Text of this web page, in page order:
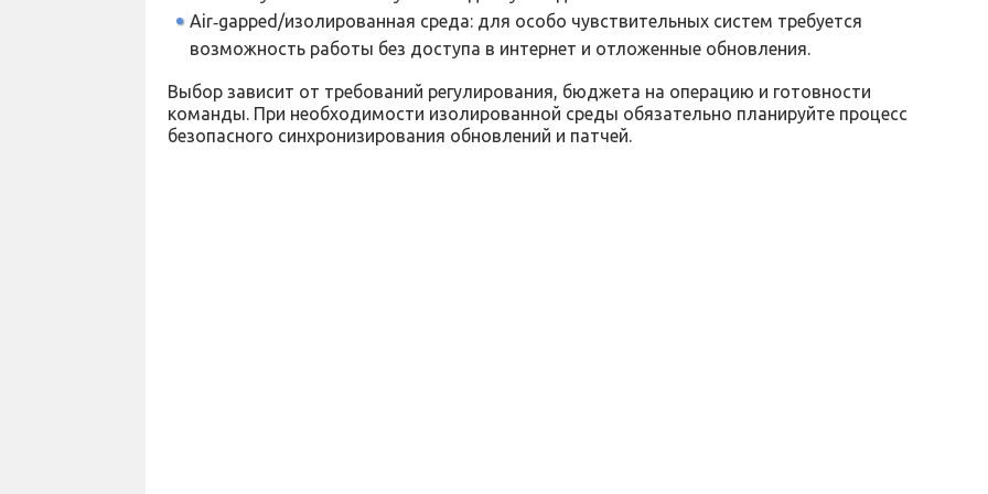
Air‑gapped/изолированная среда: для особо чувствительных систем требуется
возможность работы без доступа в интернет и отложенные обновления.
Выбор зависит от требований регулирования, бюджета на операцию и готовности
команды. При необходимости изолированной среды обязательно планируйте процесс
безопасного синхронизирования обновлений и патчей.